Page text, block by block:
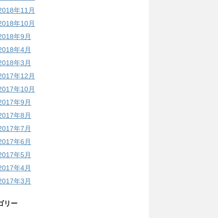
年11月
年10月
年9月
年4月
年3月
年12月
年10月
年9月
年8月
年7月
年6月
年5月
年4月
年3月
リー